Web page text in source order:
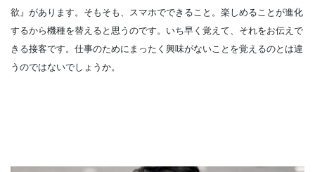
欲』があります。そもそも、スマホでできること。楽しめることが進化
するから機種を替えると思うのです。いち早く覚えて、それをお伝えで
きる接客です。仕事のためにまったく興味がないことを覚えるのとは違
うのではないでしょうか。